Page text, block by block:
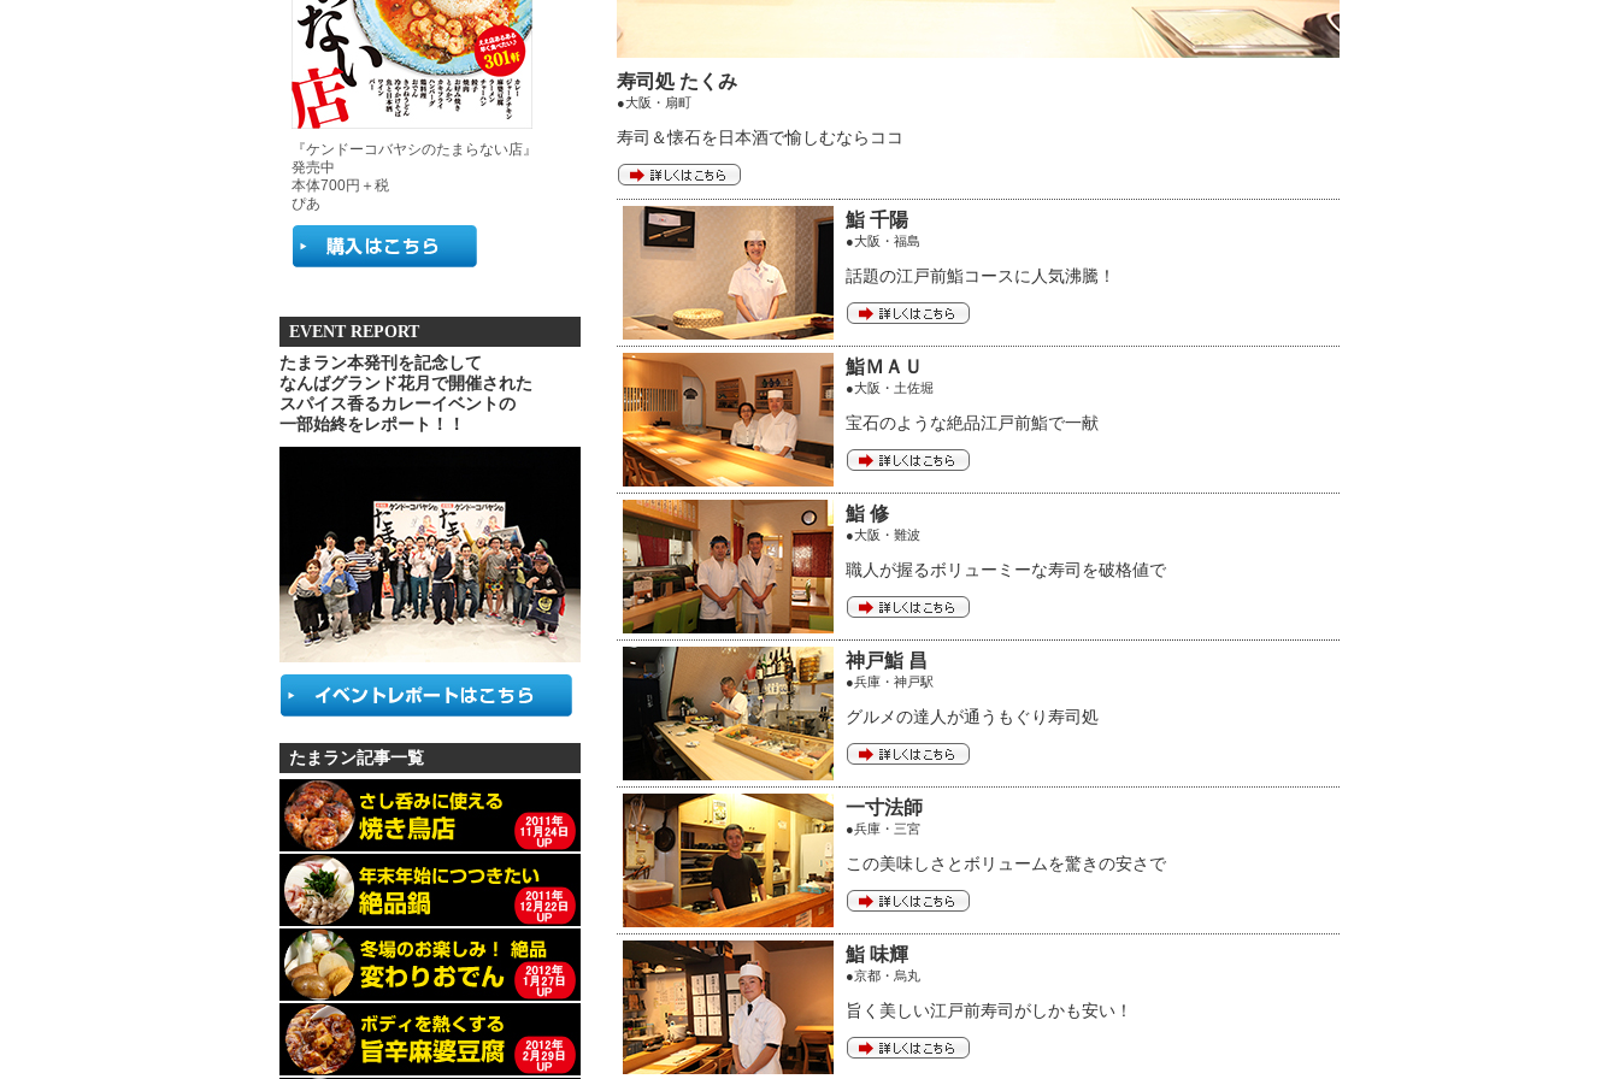
寿司処 たくみ
●大阪・扇町
寿司＆懐石を日本酒で愉しむならココ
鮨 千陽
●大阪・福島
話題の江戸前鮨コースに人気沸騰！
鮨ＭＡＵ
●大阪・土佐堀
宝石のような絶品江戸前鮨で一献
鮨 修
●大阪・難波
職人が握るボリューミーな寿司を破格値で
神戸鮨 昌
●兵庫・神戸駅
グルメの達人が通うもぐり寿司処
一寸法師
●兵庫・三宮
この美味しさとボリュームを驚きの安さで
鮨 味輝
●京都・烏丸
旨く美しい江戸前寿司がしかも安い！
『ケンドーコバヤシのたまらない店』
発売中
本体700円＋税
ぴあ
EVENT REPORT
たまラン本発刊を記念して
なんばグランド花月で開催された
スパイス香るカレーイベントの
一部始終をレポート！！
たまラン記事一覧